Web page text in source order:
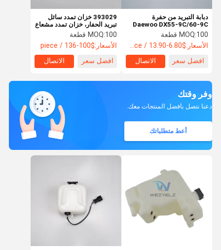
393029 خزان تمدد سائل
تبريد الحفار، خزان تمدد مشعاع
اللودر، غلاية مساعدة
MOQ:100 قطعة
الأسعار:$100-136 / piece
افضل سعر
الاتصال
دبابة التبريد من حفرة
Daewoo DX55-9C/60-9C
المساعدة
MOQ:100 قطعة
الأسعار:$6.80-13.90 / piece
افضل سعر
الاتصال
وفر وقتك
دعنا نتصل بأفضل المنتجات معك.
أعط متطلباتك